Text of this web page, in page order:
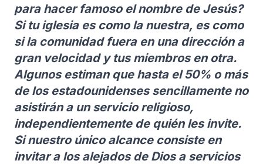
para hacer famoso el nombre de Jesús?
Si tu iglesia es como la nuestra, es como
si la comunidad fuera en una dirección a
gran velocidad y tus miembros en otra.
Algunos estiman que hasta el 50% o más
de los estadounidenses sencillamente no
asistirán a un servicio religioso,
independientemente de quién les invite.
Si nuestro único alcance consiste en
invitar a los alejados de Dios a servicios